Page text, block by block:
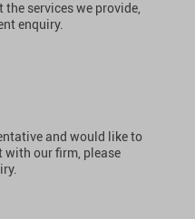
services we provide,
enquiry.
and would like to
with our firm, please